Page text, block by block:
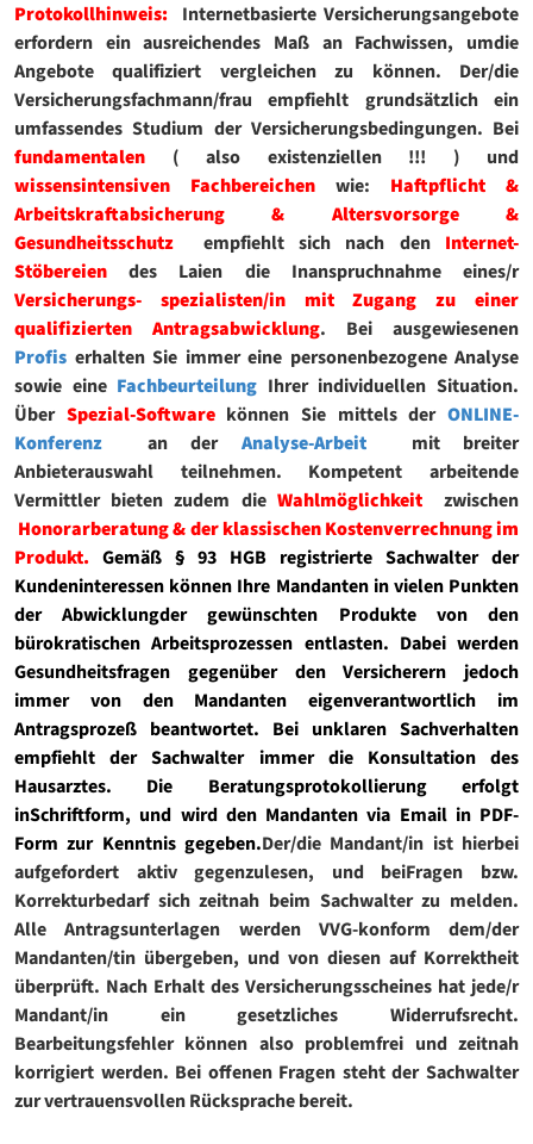
Protokollhinweis: Internetbasierte Versicherungsangebote
erfordern ein ausreichendes Maß an Fachwissen, umdie
Angebote qualifiziert vergleichen zu können. Der/die
Versicherungsfachmann/frau empfiehlt grundsätzlich ein
umfassendes Studium der Versicherungsbedingungen. Bei
fundamentalen ( also existenziellen !!! ) und
wissensintensiven Fachbereichen
wie:
Haftpflicht &
Arbeitskraftabsicherung & Altersvorsorge &
Gesundheitsschutz
empfiehlt sich nach den Internet-
Stöbereien des Laien die Inanspruchnahme eines/r
Versicherungs- spezialisten/in mit Zugang zu einer
qualifizierten Antragsabwicklung. Bei ausgewiesenen
Profis erhalten Sie immer eine personenbezogene Analyse
sowie eine Fachbeurteilung Ihrer individuellen Situation.
Über Spezial-Softwarekönnen Sie mittels derONLINE-
Konferenz
an der Analyse-Arbeit
mit breiter
Anbieterauswahl
teilnehmen. Kompetent arbeitende
Vermittler bieten zudem die Wahlmöglichkeitzwischen
Honorarberatung & der klassischen Kostenverrechnung im
Produkt. Gemäß § 93 HGB registrierte Sachwalter der
Kundeninteressen können Ihre Mandanten in vielen Punkten
der Abwicklungder gewünschten Produkte von den
bürokratischen Arbeitsprozessen entlasten. Dabei werden
Gesundheitsfragen gegenüber den Versicherern jedoch
immer von den Mandanten eigenverantwortlich im
Antragsprozeß beantwortet. Bei unklaren Sachverhalten
empfiehlt der Sachwalter immer die Konsultation des
Hausarztes. Die Beratungsprotokollierung erfolgt
inSchriftform, und wird den Mandanten via Email in PDF-
Form zur Kenntnis gegeben.Der/die Mandant/in ist hierbei
aufgefordert aktiv gegenzulesen, und beiFragen bzw.
Korrekturbedarf sich zeitnah beim Sachwalter zu melden.
Alle Antragsunterlagen werden VVG-konform dem/der
Mandanten/tin übergeben, und von diesen auf Korrektheit
überprüft. Nach Erhalt des Versicherungsscheines hat jede/r
Mandant/in ein gesetzliches Widerrufsrecht.
Bearbeitungsfehler können also problemfrei und zeitnah
korrigiert werden. Bei offenen Fragen steht der Sachwalter
zur vertrauensvollen Rücksprache bereit.